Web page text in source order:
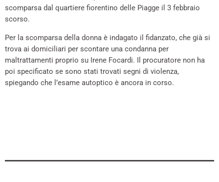
scomparsa dal quartiere fiorentino delle Piagge il 3 febbraio
scorso.
Per la scomparsa della donna è indagato il fidanzato, che già si
trova ai domiciliari per scontare una condanna per
maltrattamenti proprio su Irene Focardi. Il procuratore non ha
poi specificato se sono stati trovati segni di violenza,
spiegando che l’esame autoptico è ancora in corso.